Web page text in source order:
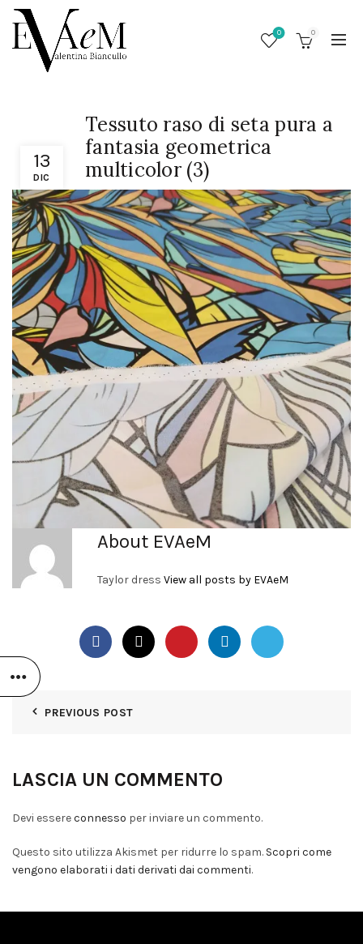
0 0
13
DIC
Tessuto raso di seta pura a
fantasia geometrica
multicolor (3)
About EVAeM
Taylor dress View all posts by EVAeM
PREVIOUS POST
LASCIA UN COMMENTO
Devi essereconnesso per inviare un commento.
Questo sito utilizza Akismet per ridurre lo spam. Scopri come
vengono elaborati i dati derivati dai commenti.